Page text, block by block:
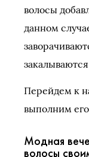
волосы
данном
Перейдем к
выполним
Модная
волосы